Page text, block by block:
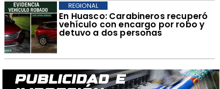
​En Huasco: Carabineros recuperó
vehículo con encargo por robo y
detuvo a dos personas
REGIONAL